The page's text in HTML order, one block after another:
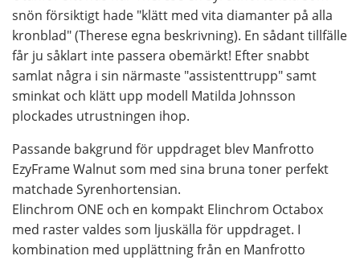
snön försiktigt hade "klätt med vita diamanter på alla
kronblad" (Therese egna beskrivning). En sådant tillfälle
får ju såklart inte passera obemärkt! Efter snabbt
samlat några i sin närmaste "assistenttrupp" samt
sminkat och klätt upp modell Matilda Johnsson
plockades utrustningen ihop.
Passande bakgrund för uppdraget blev Manfrotto
EzyFrame Walnut som med sina bruna toner perfekt
matchade Syrenhortensian.
Elinchrom ONE och en kompakt Elinchrom Octabox
med raster valdes som ljuskälla för uppdraget. I
kombination med upplättning från en Manfrotto